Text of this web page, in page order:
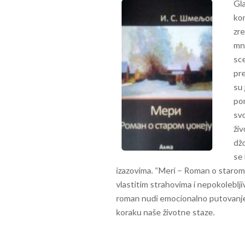
su
se
izazovima. “Meri – Roman o
vlastitim strahovima i
roman nudi emocionalno
koraku naše životne staze.